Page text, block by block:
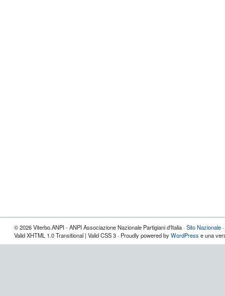
© 2026 Viterbo.ANPI - ANPI Associazione Nazionale Partigiani d'Italia · Sito Nazionale ·
Valid XHTML 1.0 Transitional | Valid CSS 3 · Proudly powered byWordPress e una